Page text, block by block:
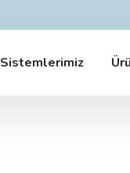
Sistemlerimiz